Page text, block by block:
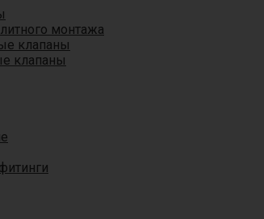
монтажа
клапаны
клапаны